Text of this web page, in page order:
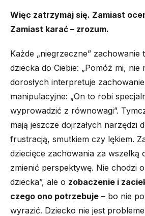
Więc zatrzymaj się. Zamiast
Zamiast karać – zrozum.
Każde „niegrzeczne”
dziecka do Ciebie: „Pomóż mi, nie
dorosłych interpretuje
manipulacyjne: „On to robi
wyprowadzić z równowagi”.
mają jeszcze dojrzałych narzędzi
frustracją, smutkiem czy lękiem.
dziecięce zachowania za wszelką
zmienić perspektywę. Nie chodzi
dziecka”, ale o zobaczenie i
czego ono potrzebuje – bo nie
wyrazić. Dziecko nie jest